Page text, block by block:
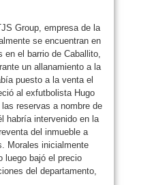
Group, empresa de la
se encuentran en
el barrio de Caballito,
un allanamiento a la
puesto a la venta el
al exfutbolista Hugo
reservas a nombre de
habría intervenido en la
del inmueble a
Morales inicialmente
luego bajó el precio
del departamento,